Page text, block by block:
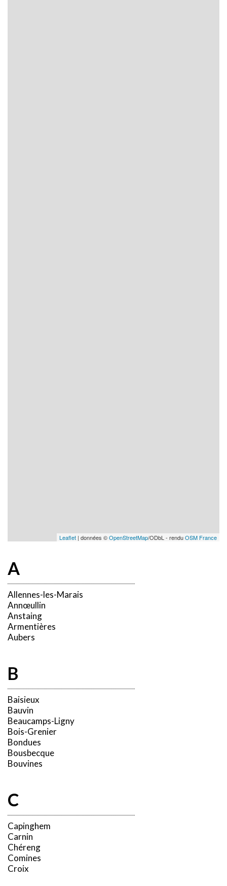
Leaflet | données ©OpenStreetMap/ODbL - renduOSM France
A
Allennes-les-Marais
Annœullin
Anstaing
Armentières
Aubers
B
Baisieux
Bauvin
Beaucamps-Ligny
Bois-Grenier
Bondues
Bousbecque
Bouvines
C
Capinghem
Carnin
Chéreng
Comines
Croix